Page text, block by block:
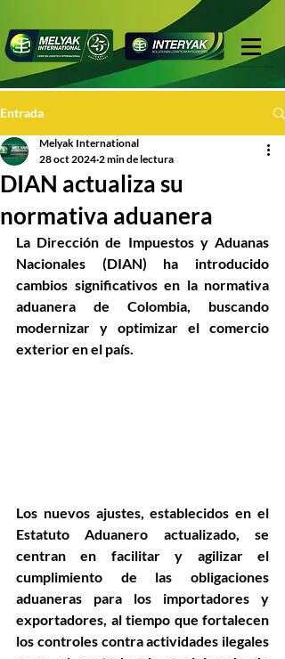
Entrada
DIAN actualiza su
normativa aduanera
Melyak International
28 oct 2024 2 min de lectura
La Dirección de Impuestos y Aduanas
Nacionales (DIAN) ha introducido
cambios significativos en la normativa
aduanera de Colombia, buscando
modernizar y optimizar el comercio
exterior en el país.
Los nuevos ajustes, establecidos en el
Estatuto Aduanero actualizado, se
centran en facilitar y agilizar el
cumplimiento de las obligaciones
aduaneras para los importadores y
exportadores, al tiempo que fortalecen
los controles contra actividades ilegales